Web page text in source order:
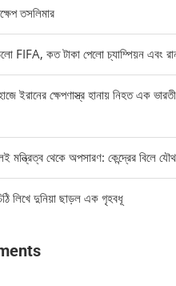
তসলিমার
FIFA, কত টাকা পেলো চ্যাম্পিয়ন এবং
ইরানের ক্ষেপণাস্ত্র হানায় নিহত এক
মন্ত্রিত্ব থেকে অপসারণ: কেন্দ্রের বিলে
লিখে দুনিয়া ছাড়ল এক গৃহবধূ